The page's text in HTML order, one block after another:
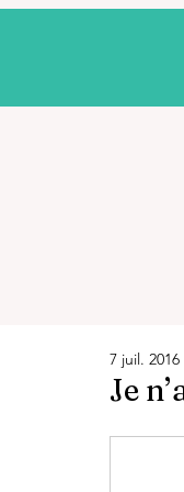
Je
7 juil. 2016